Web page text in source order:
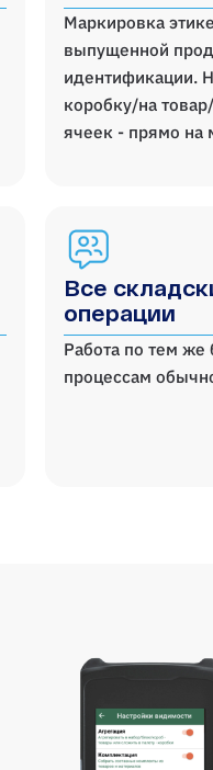
Маркировка
выпущенной
идентификации.
коробку/на
ячеек - прямо на
Все
операции
Работа по тем же
процессам